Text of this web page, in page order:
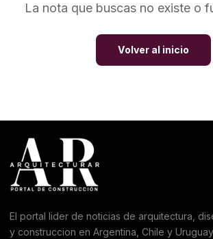
La nota que buscas no existe o
Volver al inicio
El portal lider de noticias de arquitectura,
y construccion en Argentina, Chile y